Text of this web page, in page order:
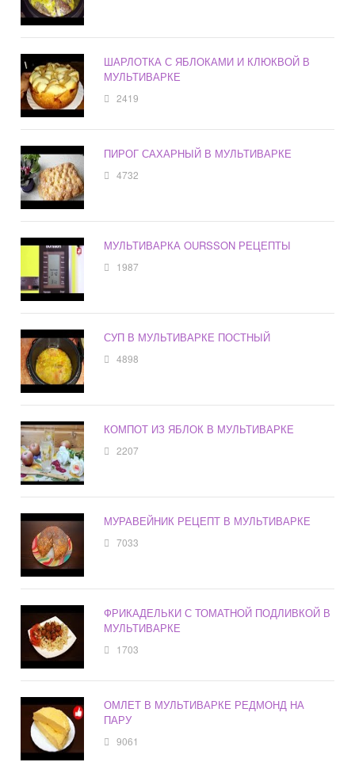
ШАРЛОТКА С ЯБЛОКАМИ И КЛЮКВОЙ В
МУЛЬТИВАРКЕ
2419
ПИРОГ САХАРНЫЙ В МУЛЬТИВАРКЕ
4732
МУЛЬТИВАРКА OURSSON РЕЦЕПТЫ
1987
СУП В МУЛЬТИВАРКЕ ПОСТНЫЙ
4898
КОМПОТ ИЗ ЯБЛОК В МУЛЬТИВАРКЕ
2207
МУРАВЕЙНИК РЕЦЕПТ В МУЛЬТИВАРКЕ
7033
ФРИКАДЕЛЬКИ С ТОМАТНОЙ ПОДЛИВКОЙ В
МУЛЬТИВАРКЕ
1703
ОМЛЕТ В МУЛЬТИВАРКЕ РЕДМОНД НА
ПАРУ
9061